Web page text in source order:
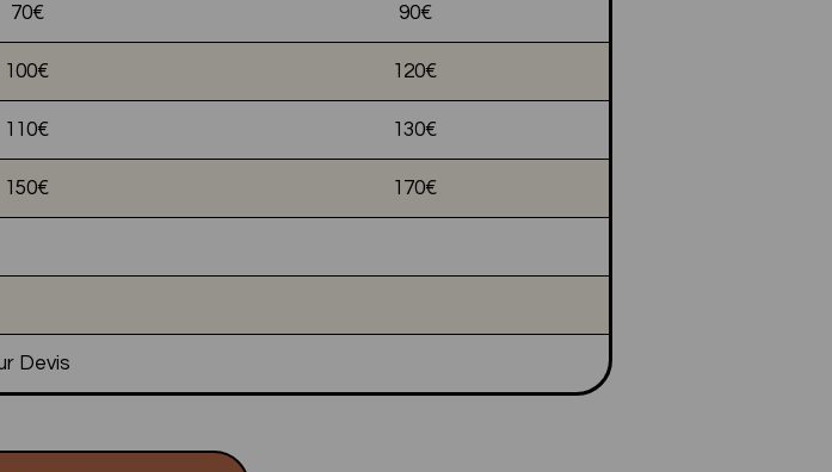
70€ 90€
100€ 120€
110€ 130€
150€ 170€
Devis